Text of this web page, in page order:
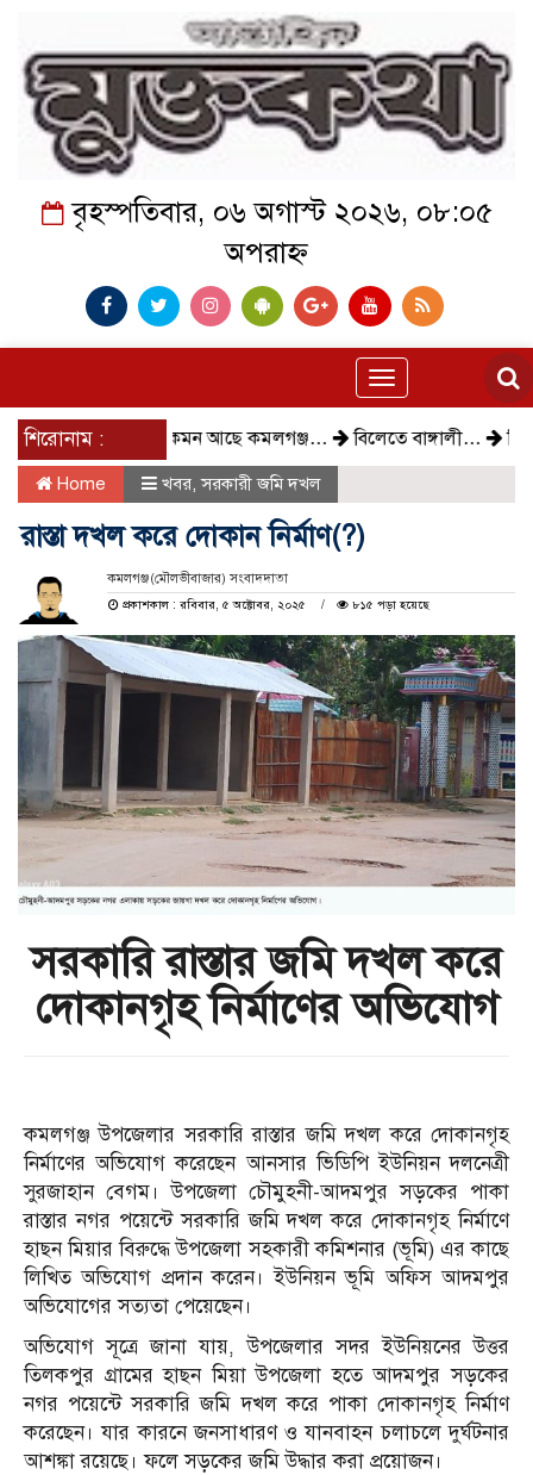
বৃহস্পতিবার, ০৬ অগাস্ট ২০২৬, ০৮:০৫
অপরাহ্ন
Toggle
navigation
শিরোনাম : কেমন আছে কমলগঞ্জ… বিলেতে বাঙ্গালী… বিক্ষোভ,
Home খবর,সরকারী জমি দখল
রাস্তা দখল করে দোকান নির্মাণ(?)
কমলগঞ্জ(মৌলভীবাজার) সংবাদদাতা
প্রকাশকাল : রবিবার, ৫ অক্টোবর, ২০২৫
৮১৫ পড়া হয়েছে
সরকারি রাস্তার জমি দখল করে
দোকানগৃহ নির্মাণের অভিযোগ
কমলগঞ্জ উপজেলার সরকারি রাস্তার জমি দখল করে দোকানগৃহ
নির্মাণের অভিযোগ করেছেন আনসার ভিডিপি ইউনিয়ন দলনেত্রী
সুরজাহান বেগম। উপজেলা চৌমুহনী-আদমপুর সড়কের পাকা
রাস্তার নগর পয়েন্টে সরকারি জমি দখল করে দোকানগৃহ নির্মাণে
হাছন মিয়ার বিরুদ্ধে উপজেলা সহকারী কমিশনার (ভূমি) এর কাছে
লিখিত অভিযোগ প্রদান করেন। ইউনিয়ন ভূমি অফিস আদমপুর
অভিযোগের সত্যতা পেয়েছেন।
অভিযোগ সূত্রে জানা যায়, উপজেলার সদর ইউনিয়নের উত্তর
তিলকপুর গ্রামের হাছন মিয়া উপজেলা হতে আদমপুর সড়কের
নগর পয়েন্টে সরকারি জমি দখল করে পাকা দোকানগৃহ নির্মাণ
করেছেন। যার কারনে জনসাধারণ ও যানবাহন চলাচলে দুর্ঘটনার
আশঙ্কা রয়েছে। ফলে সড়কের জমি উদ্ধার করা প্রয়োজন।